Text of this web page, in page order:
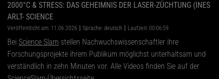
2000°C & STRESS: DAS GEHEIMNIS DER LASER-ZÜCHTUNG (INES
ARLT- SCIENCE
Veröffentlicht am: 11.06.2026 Sprache: deutsch Laufzeit: 00:06:59
Bei Science Slam stellen Nachwuchswissenschaftler ihre
Forschungsprojekte ihrem Publikum möglichst unterhaltsam und
verständlich in zehn Minuten vor. Alle Videos finden Sie auf der